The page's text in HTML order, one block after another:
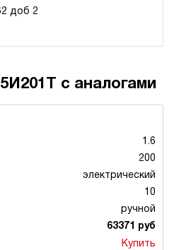
доб 2
с аналогами
1.6
200
электрический
10
ручной
63371 руб
Купить